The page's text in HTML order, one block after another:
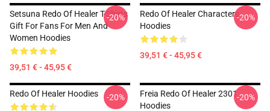
Setsuna Redo Of Healer T-Shirts
Gift For Fans For Men And
Women Hoodies
39,51 € - 45,95 €
-20%
Redo Of Healer Characters
Hoodies
39,51 € - 45,95 €
-20%
Redo Of Healer Hoodies -20%
Freia Redo Of Healer 2301
Hoodies
-20%